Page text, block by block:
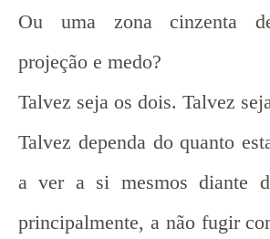
Ou uma zona cinzenta
projeção e medo?
Talvez seja os dois. Talvez
Talvez dependa do quanto
a ver a si mesmos diante
principalmente, a não fugir